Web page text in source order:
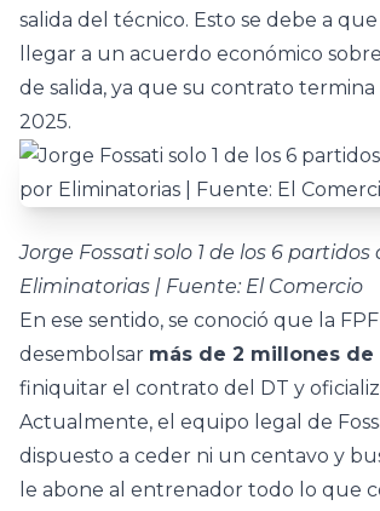
salida del técnico. Esto se debe a
llegar a un acuerdo económico
de salida, ya que su contrato termina
2025.
Jorge Fossati solo 1 de los 6
Eliminatorias | Fuente: El Comercio
En ese sentido, se conoció que la
desembolsar más de 2 millones de
finiquitar el contrato del DT y
Actualmente, el equipo legal de
dispuesto a ceder ni un centavo y
le abone al entrenador todo lo que